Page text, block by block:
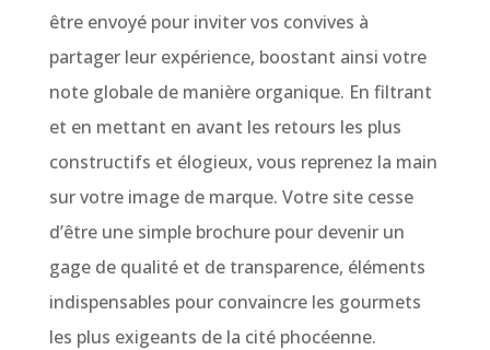
être envoyé pour inviter vos convives à
partager leur expérience, boostant ainsi votre
note globale de manière organique. En filtrant
et en mettant en avant les retours les plus
constructifs et élogieux, vous reprenez la main
sur votre image de marque. Votre site cesse
d’être une simple brochure pour devenir un
gage de qualité et de transparence, éléments
indispensables pour convaincre les gourmets
les plus exigeants de la cité phocéenne.